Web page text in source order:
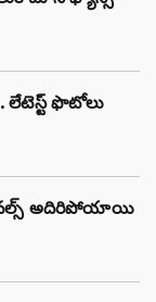
లేటెస్ట్ ఫొటోలు
అదిరిపోయాయి